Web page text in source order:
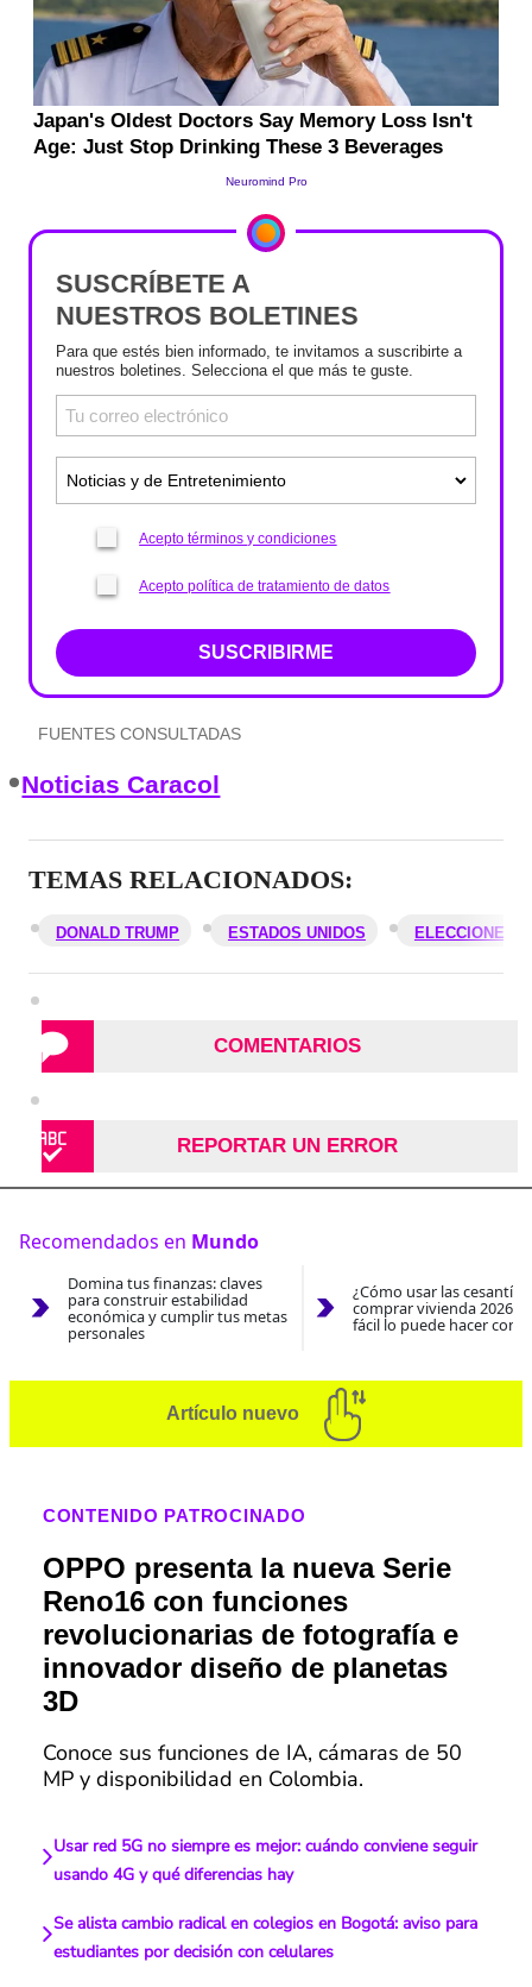
SUSCRÍBETE A
NUESTROS BOLETINES
Para que estés bien informado, te invitamos a suscribirte a
nuestros boletines. Selecciona el que más te guste.
Acepto términos y condiciones
Acepto política de tratamiento de datos
SUSCRIBIRME
FUENTES CONSULTADAS
Noticias Caracol
TEMAS RELACIONADOS:
DONALD TRUMP ESTADOS UNIDOS ELECCIONES
COMENTARIOS
REPORTAR UN ERROR
Recomendados en Mundo
Domina tus finanzas: claves
para construir estabilidad
económica y cumplir tus metas
personales
¿Cómo usar las
comprar vivienda 2026?
fácil lo puede hacer con
Artículo nuevo
CONTENIDO PATROCINADO
OPPO presenta la nueva Serie
Reno16 con funciones
revolucionarias de fotografía e
innovador diseño de planetas
3D
Conoce sus funciones de IA, cámaras de 50
MP y disponibilidad en Colombia.
Usar red 5G no siempre es mejor: cuándo conviene seguir
usando 4G y qué diferencias hay
Se alista cambio radical en colegios en Bogotá: aviso para
estudiantes por decisión con celulares